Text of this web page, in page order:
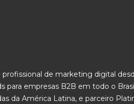
profissional de marketing digital
para empresas B2B em todo o
da América Latina, e parceiro